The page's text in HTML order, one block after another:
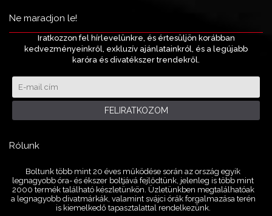
Ne maradjon le!
Iratkozzon fel hírlevelünkre, és értesüljön korábban
kedvezményeinkről, exkluzív ajánlatainkról, és a legújabb
karóra és divatékszer trendekről.
FELIRATKOZOM
Rólunk
Boltunk több mint 20 éves működése során az ország egyik
legnagyobb óra- és ékszer boltjává fejlődtünk, jelenleg is több mint
2000 termék található készletünkön. Üzletünkben megtalálhatóak
a legnagyobb divatmárkák, valamint svájci órák forgalmazása terén
is kiemelkedő tapasztalattal rendelkezünk.